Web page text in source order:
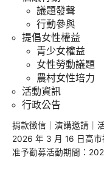
議題發聲
行動參與
提倡女性權益
青少女權益
女性勞動議題
農村女性培力
活動資訊
行政公告
捐款徵信 演講邀請
2026 年 3 月 16 日高
准予勸募活動期間：